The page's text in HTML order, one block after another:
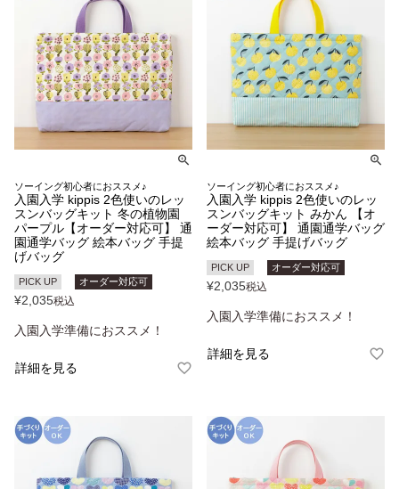
ソーイング初心者におススメ♪
入園入学 kippis 2色使いのレッ
スンバッグキット 冬の植物園
パープル【オーダー対応可】 通
園通学バッグ 絵本バッグ 手提
げバッグ
PICK UP オーダー対応可
¥2,035税込
入園入学準備におススメ！
詳細を見る
ソーイング初心者におススメ♪
入園入学 kippis 2色使いのレッ
スンバッグキット みかん 【オ
ーダー対応可】 通園通学バッグ
絵本バッグ 手提げバッグ
PICK UP オーダー対応可
¥2,035税込
入園入学準備におススメ！
詳細を見る